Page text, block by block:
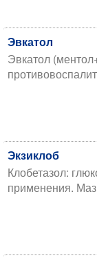
Эвкатол
Эвкатол
Экзиклоб
Клобетазол:
применения.